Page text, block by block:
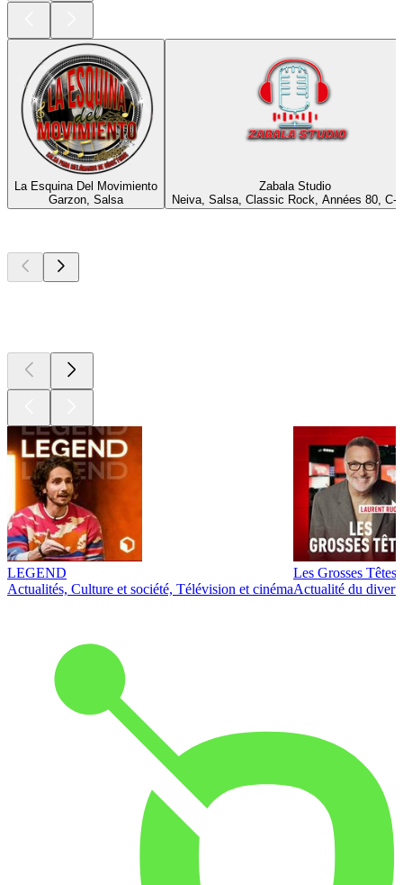
La Esquina Del Movimiento
Garzon, Salsa
Zabala Studio
Neiva, Salsa, Classic Rock, Années 80, C-
LEGEND
Actualités, Culture et société, Télévision et cinéma
Les Grosses Têtes
Actualité du